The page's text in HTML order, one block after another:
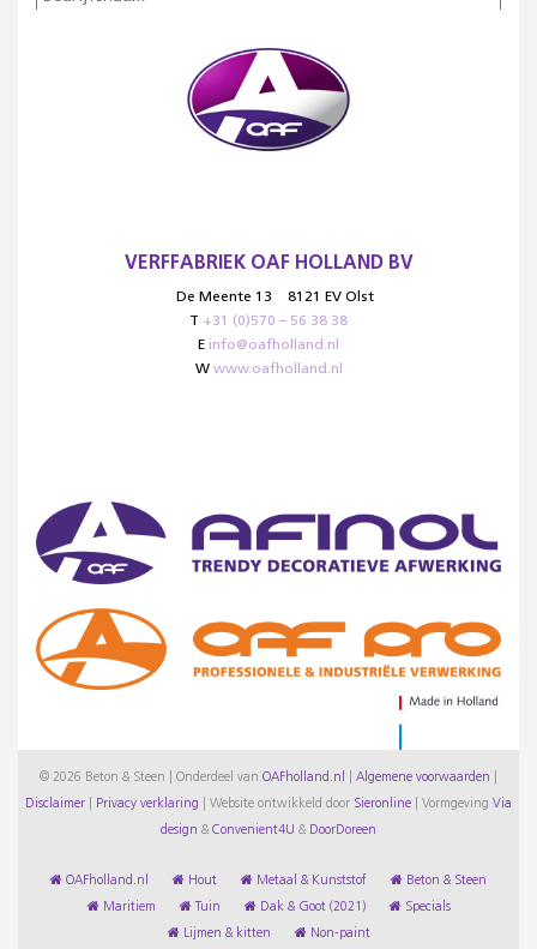
VERFFABRIEK OAF HOLLAND BV
De Meente 13
8121 EV Olst
T +31 (0)570 – 56 38 38
E info@oafholland.nl
W www.oafholland.nl
© 2026 Beton & Steen | Onderdeel van OAFholland.nl Algemene voorwaarden
Disclaimer Privacy verklaring Website ontwikkeld door Sieronline Vormgeving Via
design & Convenient4U & DoorDoreen
OAFholland.nl Hout Metaal & Kunststof Beton & Steen
Maritiem Tuin Dak & Goot (2021) Specials
Lijmen & kitten Non-paint